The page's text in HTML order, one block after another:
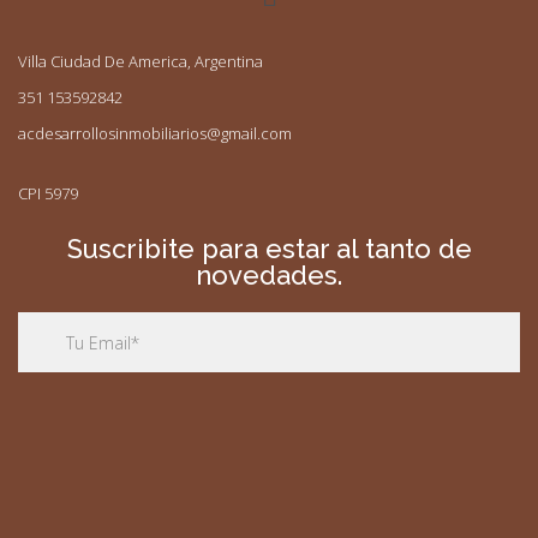
Villa Ciudad De America, Argentina
351 153592842
acdesarrollosinmobiliarios@gmail.com
CPI 5979
Suscribite para estar al tanto de
novedades.